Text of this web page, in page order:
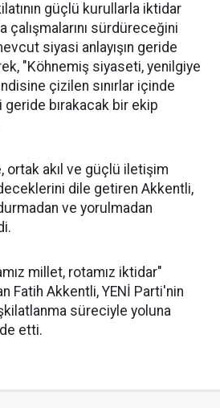
güçlü kurullarla iktidar
sürdüreceğini
siyasi anlayışın geride
"Köhnemiş siyaseti, yenilgiye
çizilen sınırlar içinde
bırakacak bir ekip
ortak akıl ve güçlü iletişim
dile getiren Akkentli,
ve yorulmadan
millet, rotamız iktidar"
Fatih Akkentli, YENİ Parti'nin
süreciyle yoluna
etti.